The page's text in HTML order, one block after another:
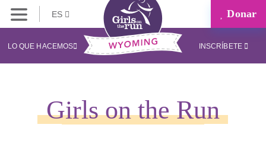
ES Donar
LO QUE HACEMOS INSCRÍBETE
Girls on the Run